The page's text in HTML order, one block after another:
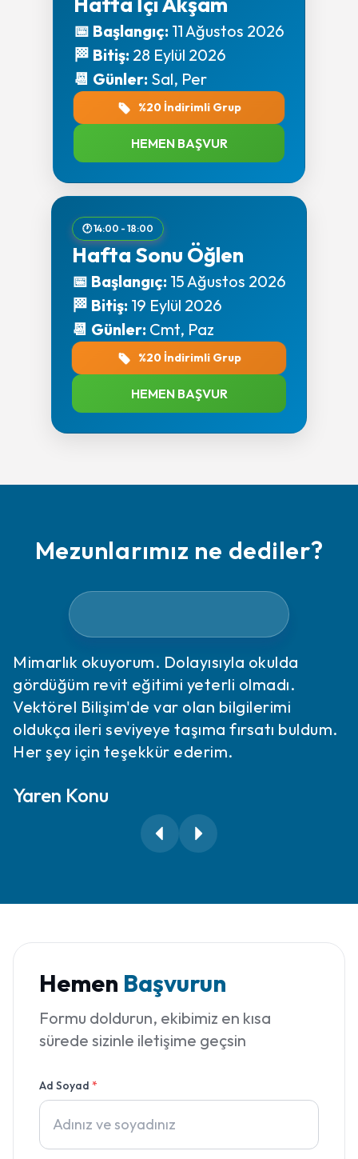
📅 Başlangıç: 11 Ağustos 2026
🏁 Bitiş: 28 Eylül 2026
📆 Günler: Sal, Per
%20 İndirimli Grup
HEMEN BAŞVUR
🕐 14:00 - 18:00
Hafta Sonu Öğlen
📅 Başlangıç: 15 Ağustos 2026
🏁 Bitiş: 19 Eylül 2026
📆 Günler: Cmt, Paz
%20 İndirimli Grup
HEMEN BAŞVUR
Mezunlarımız ne dediler?
Mimarlık okuyorum. Dolayısıyla okulda
gördüğüm revit eğitimi yeterli olmadı.
Vektörel Bilişim'de var olan bilgilerimi
oldukça ileri seviyeye taşıma fırsatı buldum.
Her şey için teşekkür ederim.
Yaren Konu
Hemen Başvurun
Formu doldurun, ekibimiz en kısa
sürede sizinle iletişime geçsin
Ad Soyad *